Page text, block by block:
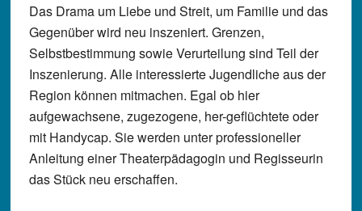
Das Drama um Liebe und Streit, um Familie und das
Gegenüber wird neu inszeniert. Grenzen,
Selbstbestimmung sowie Verurteilung sind Teil der
Inszenierung. Alle interessierte Jugendliche aus der
Region können mitmachen. Egal ob hier
aufgewachsene, zugezogene, her-geflüchtete oder
mit Handycap. Sie werden unter professioneller
Anleitung einer Theaterpädagogin und Regisseurin
das Stück neu erschaffen.